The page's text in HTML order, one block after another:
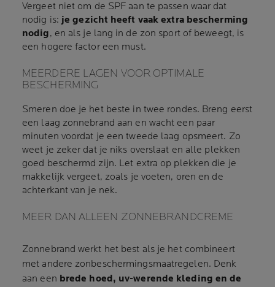
Vergeet niet om de SPF aan te passen waar dat
nodig is: je gezicht heeft vaak extra bescherming
nodig, en als je lang in de zon sport of beweegt, is
een hogere factor een must.
MEERDERE LAGEN VOOR OPTIMALE
BESCHERMING
Smeren doe je het beste in twee rondes. Breng eerst
een laag zonnebrand aan en wacht een paar
minuten voordat je een tweede laag opsmeert. Zo
weet je zeker dat je niks overslaat en alle plekken
goed beschermd zijn. Let extra op plekken die je
makkelijk vergeet, zoals je voeten, oren en de
achterkant van je nek.
MEER DAN ALLEEN ZONNEBRANDCREME
Zonnebrand werkt het best als je het combineert
met andere zonbeschermingsmaatregelen. Denk
aan een brede hoed, uv-werende kleding en de